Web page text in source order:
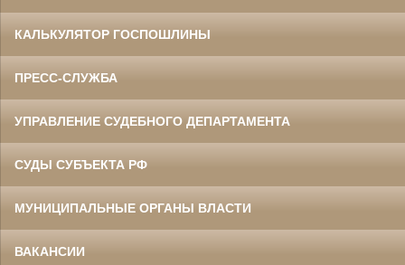
КАЛЬКУЛЯТОР ГОСПОШЛИНЫ
ПРЕСС-СЛУЖБА
УПРАВЛЕНИЕ СУДЕБНОГО ДЕПАРТАМЕНТА
СУДЫ СУБЪЕКТА РФ
МУНИЦИПАЛЬНЫЕ ОРГАНЫ ВЛАСТИ
ВАКАНСИИ